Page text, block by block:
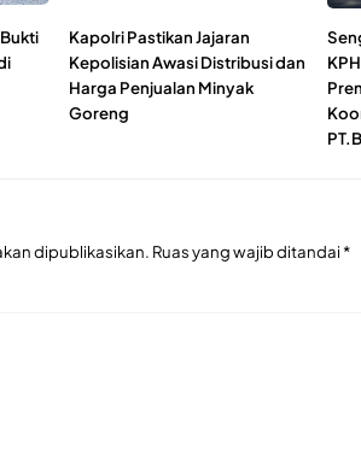
Kapolri Pastikan Jajaran
Kepolisian Awasi Distribusi dan
Harga Penjualan Minyak
Goreng
dipublikasikan. Ruas yang wajib ditandai*